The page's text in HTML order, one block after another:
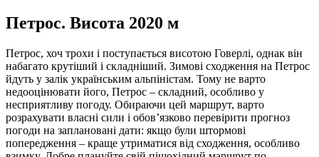
Петрос. Висота 2020 м
Петрос, хоч трохи і поступається висотою Говерлі, однак він
набагато крутіший і складніший. Зимові сходження на Петрос
йдуть у залік українським альпіністам. Тому не варто
недооцінювати його, Петрос – складний, особливо у
несприятливу погоду. Обираючи цей маршрут, варто
розрахувати власні сили і обов’язково перевірити прогноз
погоди на заплановані дати: якщо були штормові
попередження – краще утриматися від сходження, особливо